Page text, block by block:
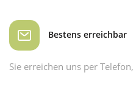
Bestens erreichbar
Sie erreichen uns per